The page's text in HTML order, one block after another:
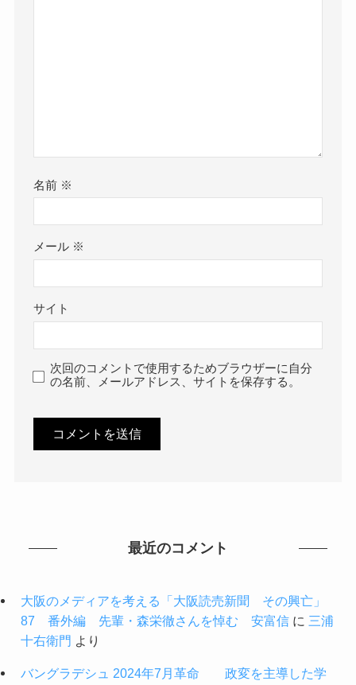
名前 ※
メール ※
サイト
次回のコメントで使用するためブラウザーに自分
の名前、メールアドレス、サイトを保存する。
最近のコメント
大阪のメディアを考える「大阪読売新聞 その興亡」
87 番外編 先輩・森栄徹さんを悼む 安富信に 三浦
十右衛門 より
バングラデシュ 2024年7月革命 政変を主導した学